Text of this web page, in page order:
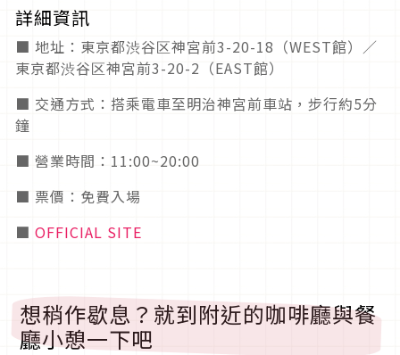
詳細資訊
■ 地址：東京都渋谷区神宮前3-20-18（WEST館）／
東京都渋谷区神宮前3-20-2（EAST館）
■ 交通方式：搭乘電車至明治神宮前車站，步行約5分
鐘
■ 營業時間：11:00~20:00
■ 票價：免費入場
■ OFFICIAL SITE
想稍作歇息？就到附近的咖啡廳與餐
廳小憩一下吧